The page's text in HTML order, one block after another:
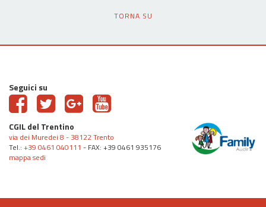
TORNA SU
Seguici su
CGIL del Trentino
via dei Muredei 8 - 38122 Trento
Tel.: +39 0461 040111 - FAX: +39 0461 935176
mappa sedi